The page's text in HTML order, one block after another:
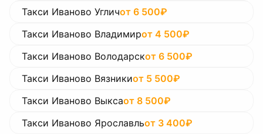
Такси Иваново Угличот 6 500₽
Такси Иваново Владимирот 4 500₽
Такси Иваново Володарскот 6 500₽
Такси Иваново Вязникиот 5 500₽
Такси Иваново Выксаот 8 500₽
Такси Иваново Ярославльот 3 400₽